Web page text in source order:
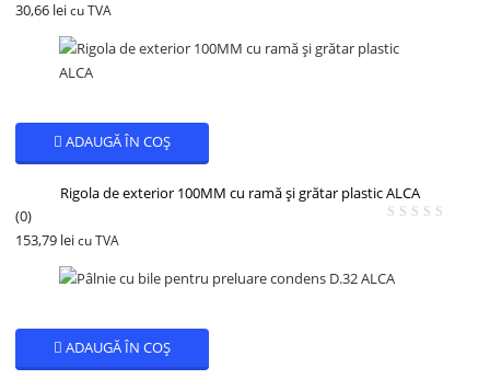
30,66 lei cu TVA
ADAUGĂ ÎN COȘ
Rigola de exterior 100MM cu ramă și grătar plastic ALCA
(0)
153,79 lei cu TVA
ADAUGĂ ÎN COȘ